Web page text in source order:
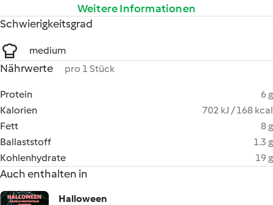
Weitere Informationen
Schwierigkeitsgrad
medium
Nährwerte pro 1 Stück
Protein
6 g
Kalorien
702 kJ / 168 kcal
Fett
8 g
Ballaststoff
1.3 g
Kohlenhydrate
19 g
Auch enthalten in
Halloween